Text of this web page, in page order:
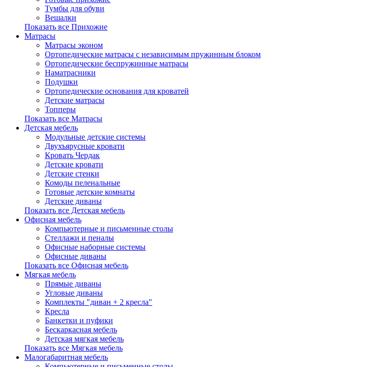
Тумбы для обуви
Вешалки
Показать все Прихожие
Матрасы
Матрасы эконом
Ортопедические матрасы с независимым пружинным блоком
Ортопедические беспружинные матрасы
Наматрасники
Подушки
Ортопедические основания для кроватей
Детские матрасы
Топперы
Показать все Матрасы
Детская мебель
Модульные детские системы
Двухъярусные кровати
Кровать Чердак
Детские кровати
Детские стенки
Комоды пеленальные
Готовые детские комнаты
Детские диваны
Показать все Детская мебель
Офисная мебель
Компьютерные и письменные столы
Стеллажи и пеналы
Офисные наборные системы
Офисные диваны
Показать все Офисная мебель
Мягкая мебель
Прямые диваны
Угловые диваны
Комплекты "диван + 2 кресла"
Кресла
Банкетки и пуфики
Бескаркасная мебель
Детская мягкая мебель
Показать все Мягкая мебель
Малогабаритная мебель